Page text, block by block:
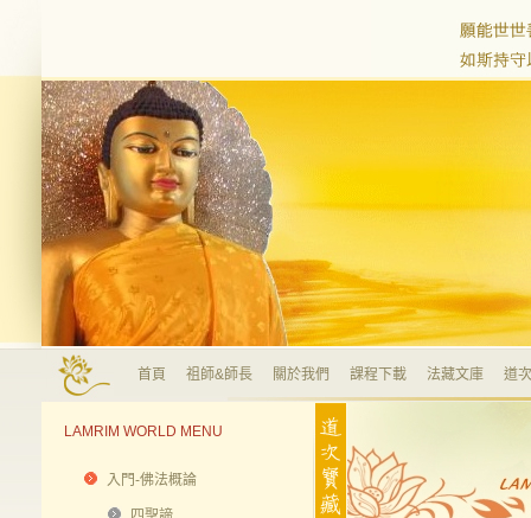
首頁 祖師&師長 關於我們 課程下載 法藏文庫 道
LAMRIM WORLD MENU
入門-佛法概論